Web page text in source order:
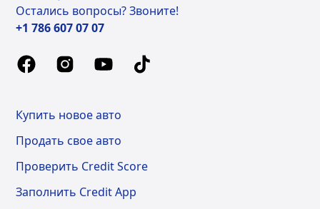
Остались вопросы? Звоните!
+1 786 607 07 07
Купить новое авто
Продать свое авто
Проверить Credit Score
Заполнить Credit App